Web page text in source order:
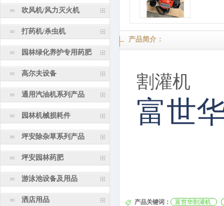
吹风机/风力灭火机
打药机/杀虫机
园林绿化养护专用药肥
高尔夫设备
通用汽油机系列产品
园林机械损耗件
坪安除杂草系列产品
坪安园林药肥
游泳池设备及用品
洒店用品
产品简介：
割灌机
富世
产品关键词：
富世华割灌机